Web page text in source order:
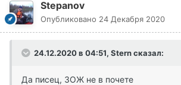
Stepanov
Опубликовано 24 Декабря 2020
24.12.2020 в 04:51, Stern сказал:
Да писец, ЗОЖ не в почете